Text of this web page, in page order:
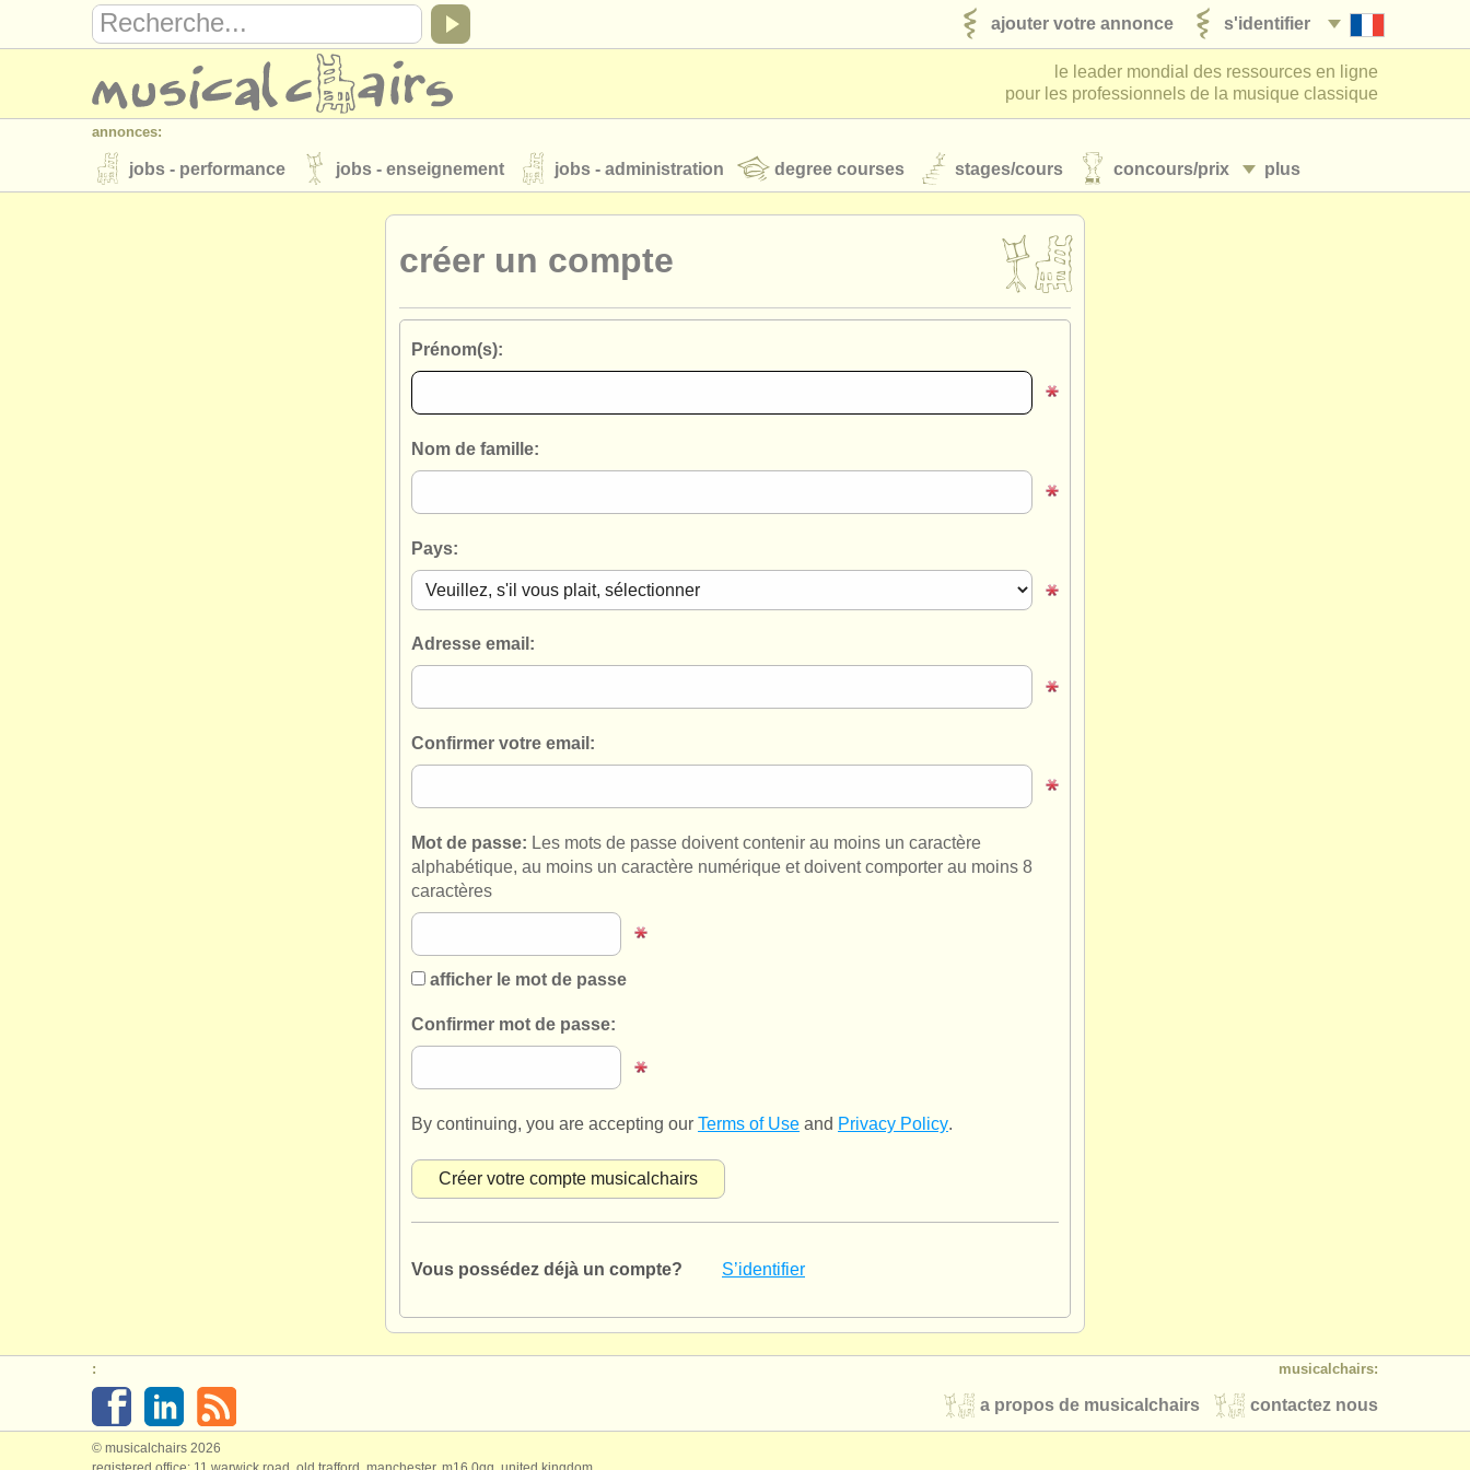
s'identifier
ajouter votre annonce
le leader mondial des ressources en ligne
pour les professionnels de la musique classique
annonces:
plus
jobs - performance jobs - enseignement jobs - administration degree courses stages/cours concours/prix
instruments volés
contactez nous rss feeds actualités musique classique
find out about ourATS
créer un compte
Prénom(s):
Nom de famille:
Pays:
Adresse email:
Confirmer votre email:
Mot de passe: Les mots de passe doivent contenir au moins un caractère
alphabétique, au moins un caractère numérique et doivent comporter au moins 8
caractères
afficher le mot de passe
Confirmer mot de passe:
By continuing, you are accepting our Terms of Use and Privacy Policy.
Vous possédez déjà un compte? S’identifier
musicalchairs:
contactez nous
a propos de musicalchairs
:
© musicalchairs 2026